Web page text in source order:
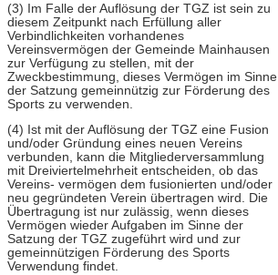
(3) Im Falle der Auflösung der TGZ ist sein zu
diesem Zeitpunkt nach Erfüllung aller
Verbindlichkeiten vorhandenes
Vereinsvermögen der Gemeinde Mainhausen
zur Verfügung zu stellen, mit der
Zweckbestimmung, dieses Vermögen im Sinne
der Satzung gemeinnützig zur Förderung des
Sports zu verwenden.
(4) Ist mit der Auflösung der TGZ eine Fusion
und/oder Gründung eines neuen Vereins
verbunden, kann die Mitgliederversammlung
mit Dreiviertelmehrheit entscheiden, ob das
Vereins- vermögen dem fusionierten und/oder
neu gegründeten Verein übertragen wird. Die
Übertragung ist nur zulässig, wenn dieses
Vermögen wieder Aufgaben im Sinne der
Satzung der TGZ zugeführt wird und zur
gemeinnützigen Förderung des Sports
Verwendung findet.